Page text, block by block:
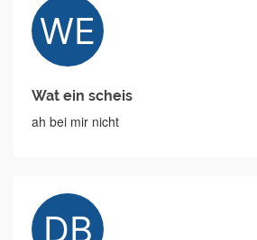
Wat ein scheis
ah bei mir nicht